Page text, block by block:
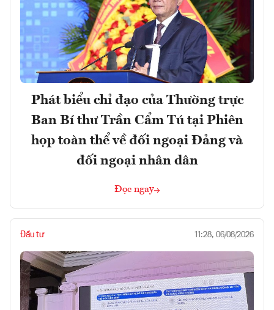
Phát biểu chỉ đạo của Thường trực
Ban Bí thư Trần Cẩm Tú tại Phiên
họp toàn thể về đối ngoại Đảng và
đối ngoại nhân dân
Đọc ngay
Đầu tư 11:28, 06/08/2026